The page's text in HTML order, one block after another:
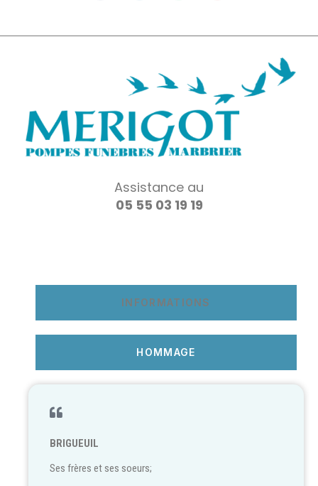
Assistance au
05 55 03 19 19
INFORMATIONS
HOMMAGE
BRIGUEUIL
Ses frères et ses soeurs;